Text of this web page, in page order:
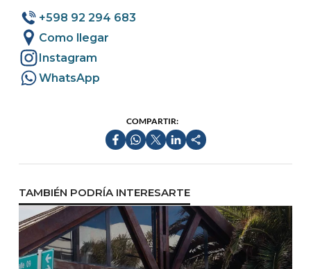
+598 92 294 683
Como llegar
Instagram
WhatsApp
COMPARTIR:
TAMBIÉN PODRÍA INTERESARTE